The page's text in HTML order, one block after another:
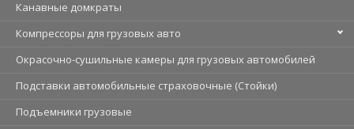
Канавные домкраты
Компрессоры для грузовых авто
Окрасочно-сушильные камеры для грузовых автомобилей
Подставки автомобильные страховочные (Стойки)
Подъемники грузовые